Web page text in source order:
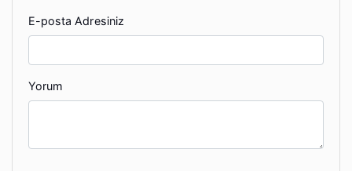
E-posta Adresiniz
Yorum